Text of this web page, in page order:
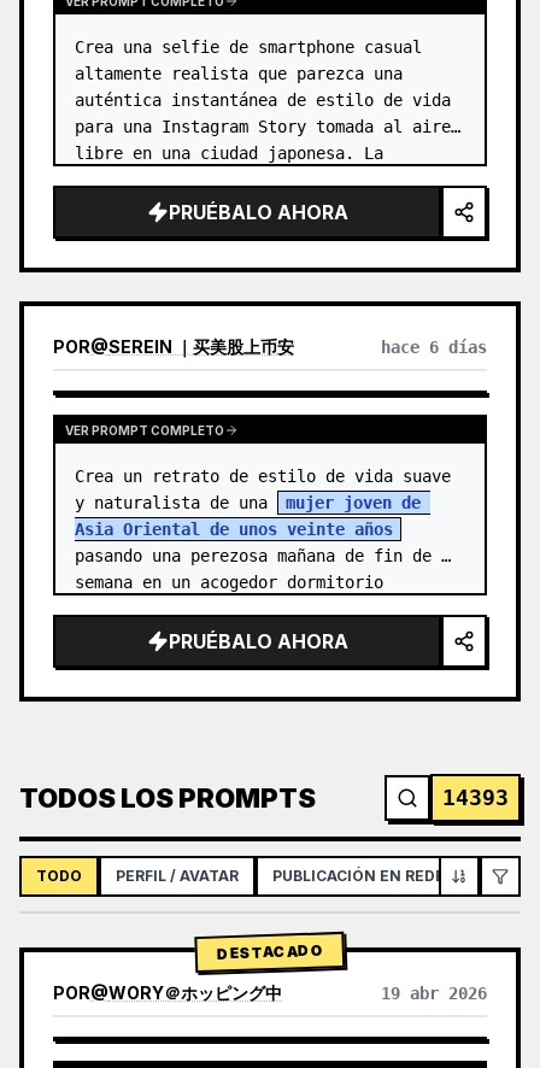
Crea una selfie de smartphone casual
altamente realista que parezca una
auténtica instantánea de estilo de vida
para una Instagram Story tomada al aire
libre en una ciudad japonesa. La
{argument name="character name"
default="…
PRUÉBALO AHORA
POR@SEREIN ｜买美股上币安 hace 6 días
VER PROMPT COMPLETO
Crea un retrato de estilo de vida suave
y naturalista de una
mujer joven de
Asia Oriental de unos veinte años
pasando una perezosa mañana de fin de
semana en un acogedor dormitorio
PRUÉBALO AHORA
TODOS LOS PROMPTS 14393
TODO PERFIL / AVATAR PUBLICACIÓN EN REDES SOCIALES
DESTACADO
POR@WORY＠ホッピング中 19 abr 2026